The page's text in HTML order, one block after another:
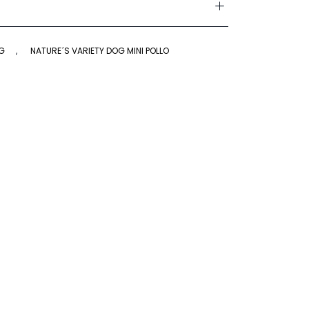
, NATURE´S VARIETY DOG MINI POLLO